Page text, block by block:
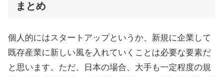
まとめ
個人的にはスタートアップというか、新規に企業して
既存産業に新しい風を入れていくことは必要な要素だ
と思います。ただ、日本の場合、大手も一定程度の規